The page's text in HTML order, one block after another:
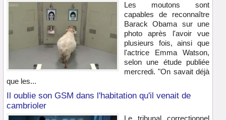
Les moutons sont
capables de reconnaître
Barack Obama sur une
photo après l'avoir vue
plusieurs fois, ainsi que
l'actrice Emma Watson,
selon une étude publiée
mercredi. "On savait déjà
que les...
Il oublie son GSM dans l'habitation qu'il venait de
cambrioler